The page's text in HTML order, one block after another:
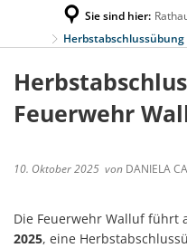
Sie sind hier:
Feuerwehr
10. Oktober 2025 von DANIELA
Die Feuerwehr Walluf führt
2025, eine